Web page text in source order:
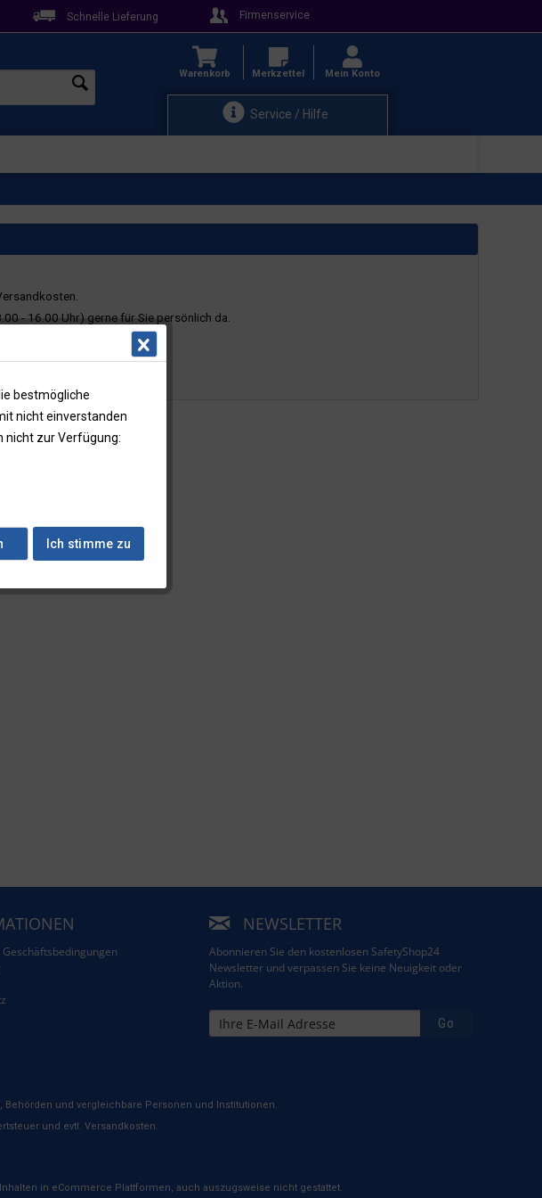
Schnelle Lieferung Firmenservice
Service / Hilfe
Warenkorb Merkzettel Mein Konto
- 16.00 Uhr) gerne für Sie persönlich da.
NEWSLETTER
Abonnieren Sie den kostenlosen SafetyShop24
Newsletter und verpassen Sie keine Neuigkeit oder
Aktion.
Go
und vergleichbare Personen und Institutionen.
und evtl. Versandkosten.
in eCommerce Plattformen, auch auszugsweise nicht gestattet.
bestmögliche
nicht einverstanden
nicht zur Verfügung:
Ich stimme zu